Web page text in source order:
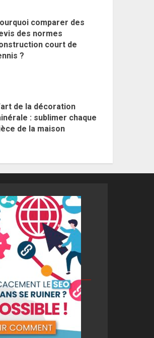
comparer des
des normes
court de
?
de la décoration
: sublimer chaque
de la maison